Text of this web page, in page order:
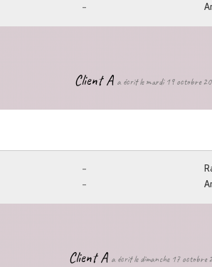
-
Client A a écrit le mardi 19 octobre
-
-
Client A a écrit le dimanche 17 octobre